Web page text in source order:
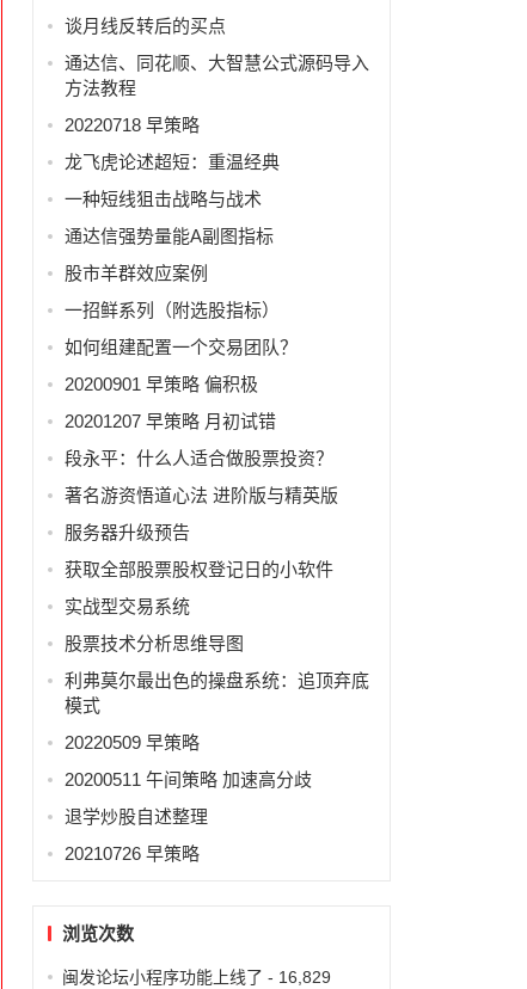
谈月线反转后的买点
通达信、同花顺、大智慧公式源码导入
方法教程
20220718 早策略
龙飞虎论述超短：重温经典
一种短线狙击战略与战术
通达信强势量能A副图指标
股市羊群效应案例
一招鲜系列（附选股指标）
如何组建配置一个交易团队？
20200901 早策略 偏积极
20201207 早策略 月初试错
段永平：什么人适合做股票投资？
著名游资悟道心法 进阶版与精英版
服务器升级预告
获取全部股票股权登记日的小软件
实战型交易系统
股票技术分析思维导图
利弗莫尔最出色的操盘系统：追顶弃底
模式
20220509 早策略
20200511 午间策略 加速高分歧
退学炒股自述整理
20210726 早策略
浏览次数
闽发论坛小程序功能上线了 - 16,829